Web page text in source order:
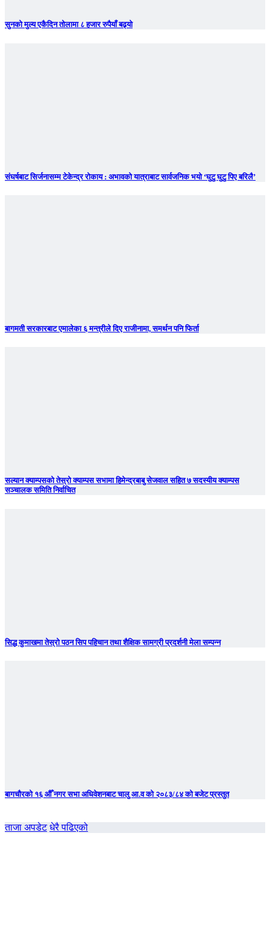
सुनकाे मुल्य एकैदिन तोलामा ८ हजार रुपैयाँ बढ्यो
संघर्षबाट सिर्जनासम्म टेकेन्द्र रोकाय : अभावको यात्राबाट सार्वजनिक भयो ‘घुटु घुटु पिए बरिलै’
बागमती सरकारबाट एमालेका ६ मन्त्रीले दिए राजीनामा, समर्थन पनि फिर्ता
सल्यान क्याम्पसको तेस्रो क्याम्पस सभामा हिमेन्द्रबाबु सेजवाल सहित ७ सदस्यीय क्याम्पस
सञ्चालक समिति निर्वाचित
सिद्ध कुमाखमा तेस्रो पठन सिप पहिचान तथा शैक्षिक सामग्री प्रदर्शनी मेला सम्पन्न
बागचाैरको १६ औँ नगर सभा अधिवेशनबाट चालु आ.व को २०८३/८४ को बजेट प्रस्तुत
ताजा अपडेट धेरै पढिएको